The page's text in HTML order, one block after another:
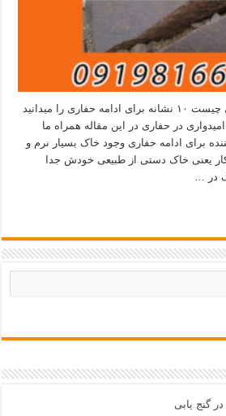
۱۰ نشانه برای ادامه حفاری چیست ۱۰ نشانه برای ادامه حفاری را میدانید
در حفاری در این مقاله همراه ما
برای ادامه حفاری وجود خاک بسیار نرم و
یعنی خاک دستی از طبیعی خودش جدا
در …
گنج یابی